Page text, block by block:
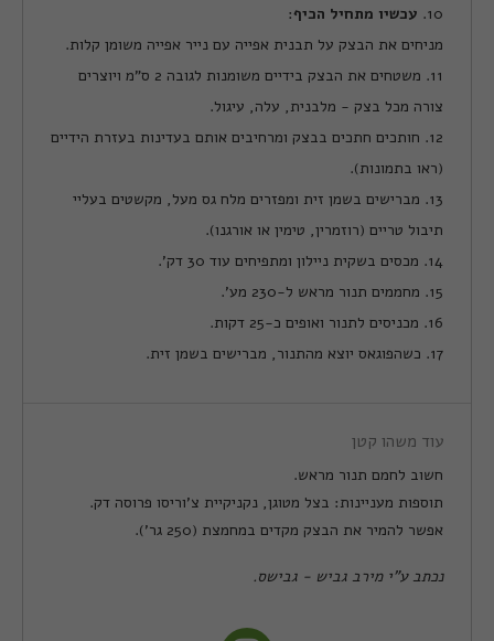
10. עכשיו מתחיל הכיף:
מניחים את הבצק על תבנית אפייה עם נייר אפייה משומן קלות.
11. משטחים את הבצק בידיים משומנות לגובה 2 ס"מ ויוצרים
צורה מכל בצק - מלבנית, עלה, עיגול.
12. חותכים חתכים בבצק ומרחיבים אותם בעדינות בעזרת הידיים
(ראו בתמונות).
13. מברישים בשמן זית ומפזרים מלח גס מעל, מקשטים בעליי
תיבול טריים (רוזמרין, טימין או אורגנו).
14. מכסים בשקית ניילון ומתפיחים עוד 30 דק'.
15. מחממים תנור מראש ל-230 מע'.
16. מכניסים לתנור ואופים כ-25 דקות.
17. כשהפוגאס יוצא מהתנור, מברישים בשמן זית.
עוד משהו קטן
חשוב לחמם תנור מראש.
תוספות מעניינות: בצל מטוגן, נקניקיית צ'וריסו פרוסה דק.
אפשר להמיר את הבצק מקדים במחמצת (250 גר').
נכתב ע"י מירב גביש - גבישס.